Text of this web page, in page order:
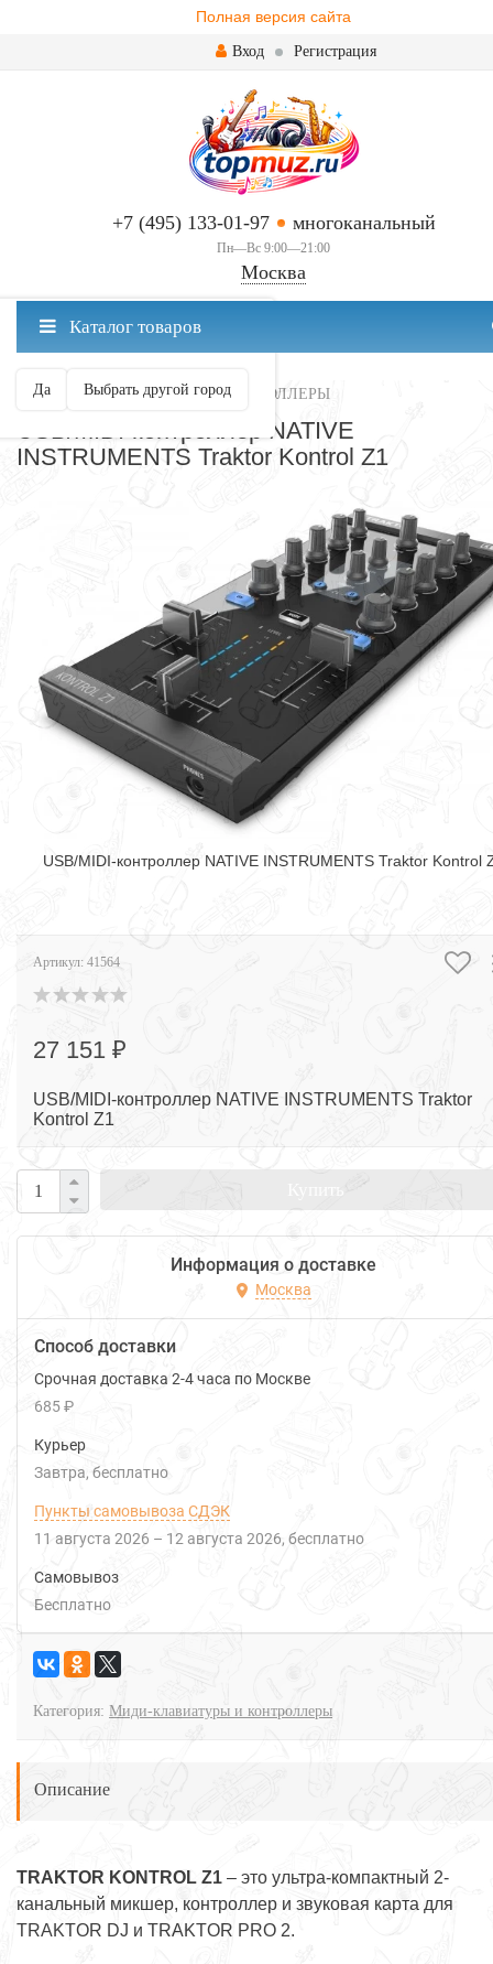
Полная версия сайта
Вход Регистрация
+7 (495) 133-01-97 многоканальный
Пн—Вс 9:00—21:00
Москва
Москва ваш город?
Да Выбрать другой город
Каталог товаров
МИДИ-КЛАВИАТУРЫ И КОНТРОЛЛЕРЫ
USB/MIDI-контроллер NATIVE
INSTRUMENTS Traktor Kontrol Z1
USB/MIDI-контроллер NATIVE INSTRUMENTS Traktor Kontrol
Артикул: 41564
27 151 ₽
USB/MIDI-контроллер NATIVE INSTRUMENTS Traktor
Kontrol Z1
Купить
Информация о доставке
Москва
Способ доставки
Срочная доставка 2-4 часа по Москве
685 ₽
Курьер
Завтра
Бесплатно
Пункты самовывоза СДЭК
11 августа 2026 – 12 августа 2026 Бесплатно
Самовывоз
Бесплатно
Категория: Миди-клавиатуры и контроллеры
Описание
TRAKTOR KONTROL Z1 – это ультра-компактный 2-
канальный микшер, контроллер и звуковая карта для
TRAKTOR DJ и TRAKTOR PRO 2.